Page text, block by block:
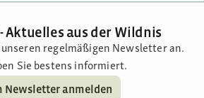
Aktuelles aus der Wildnis
regelmäßigen Newsletter an.
Sie bestens informiert.
Newsletter anmelden